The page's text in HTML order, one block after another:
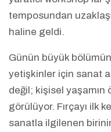
temposundan
haline geldi.
Günün büyük
yetişkinler için sanat
değil; kişisel yaşamın
görülüyor. Fırçayı ilk
sanatla ilgilenen